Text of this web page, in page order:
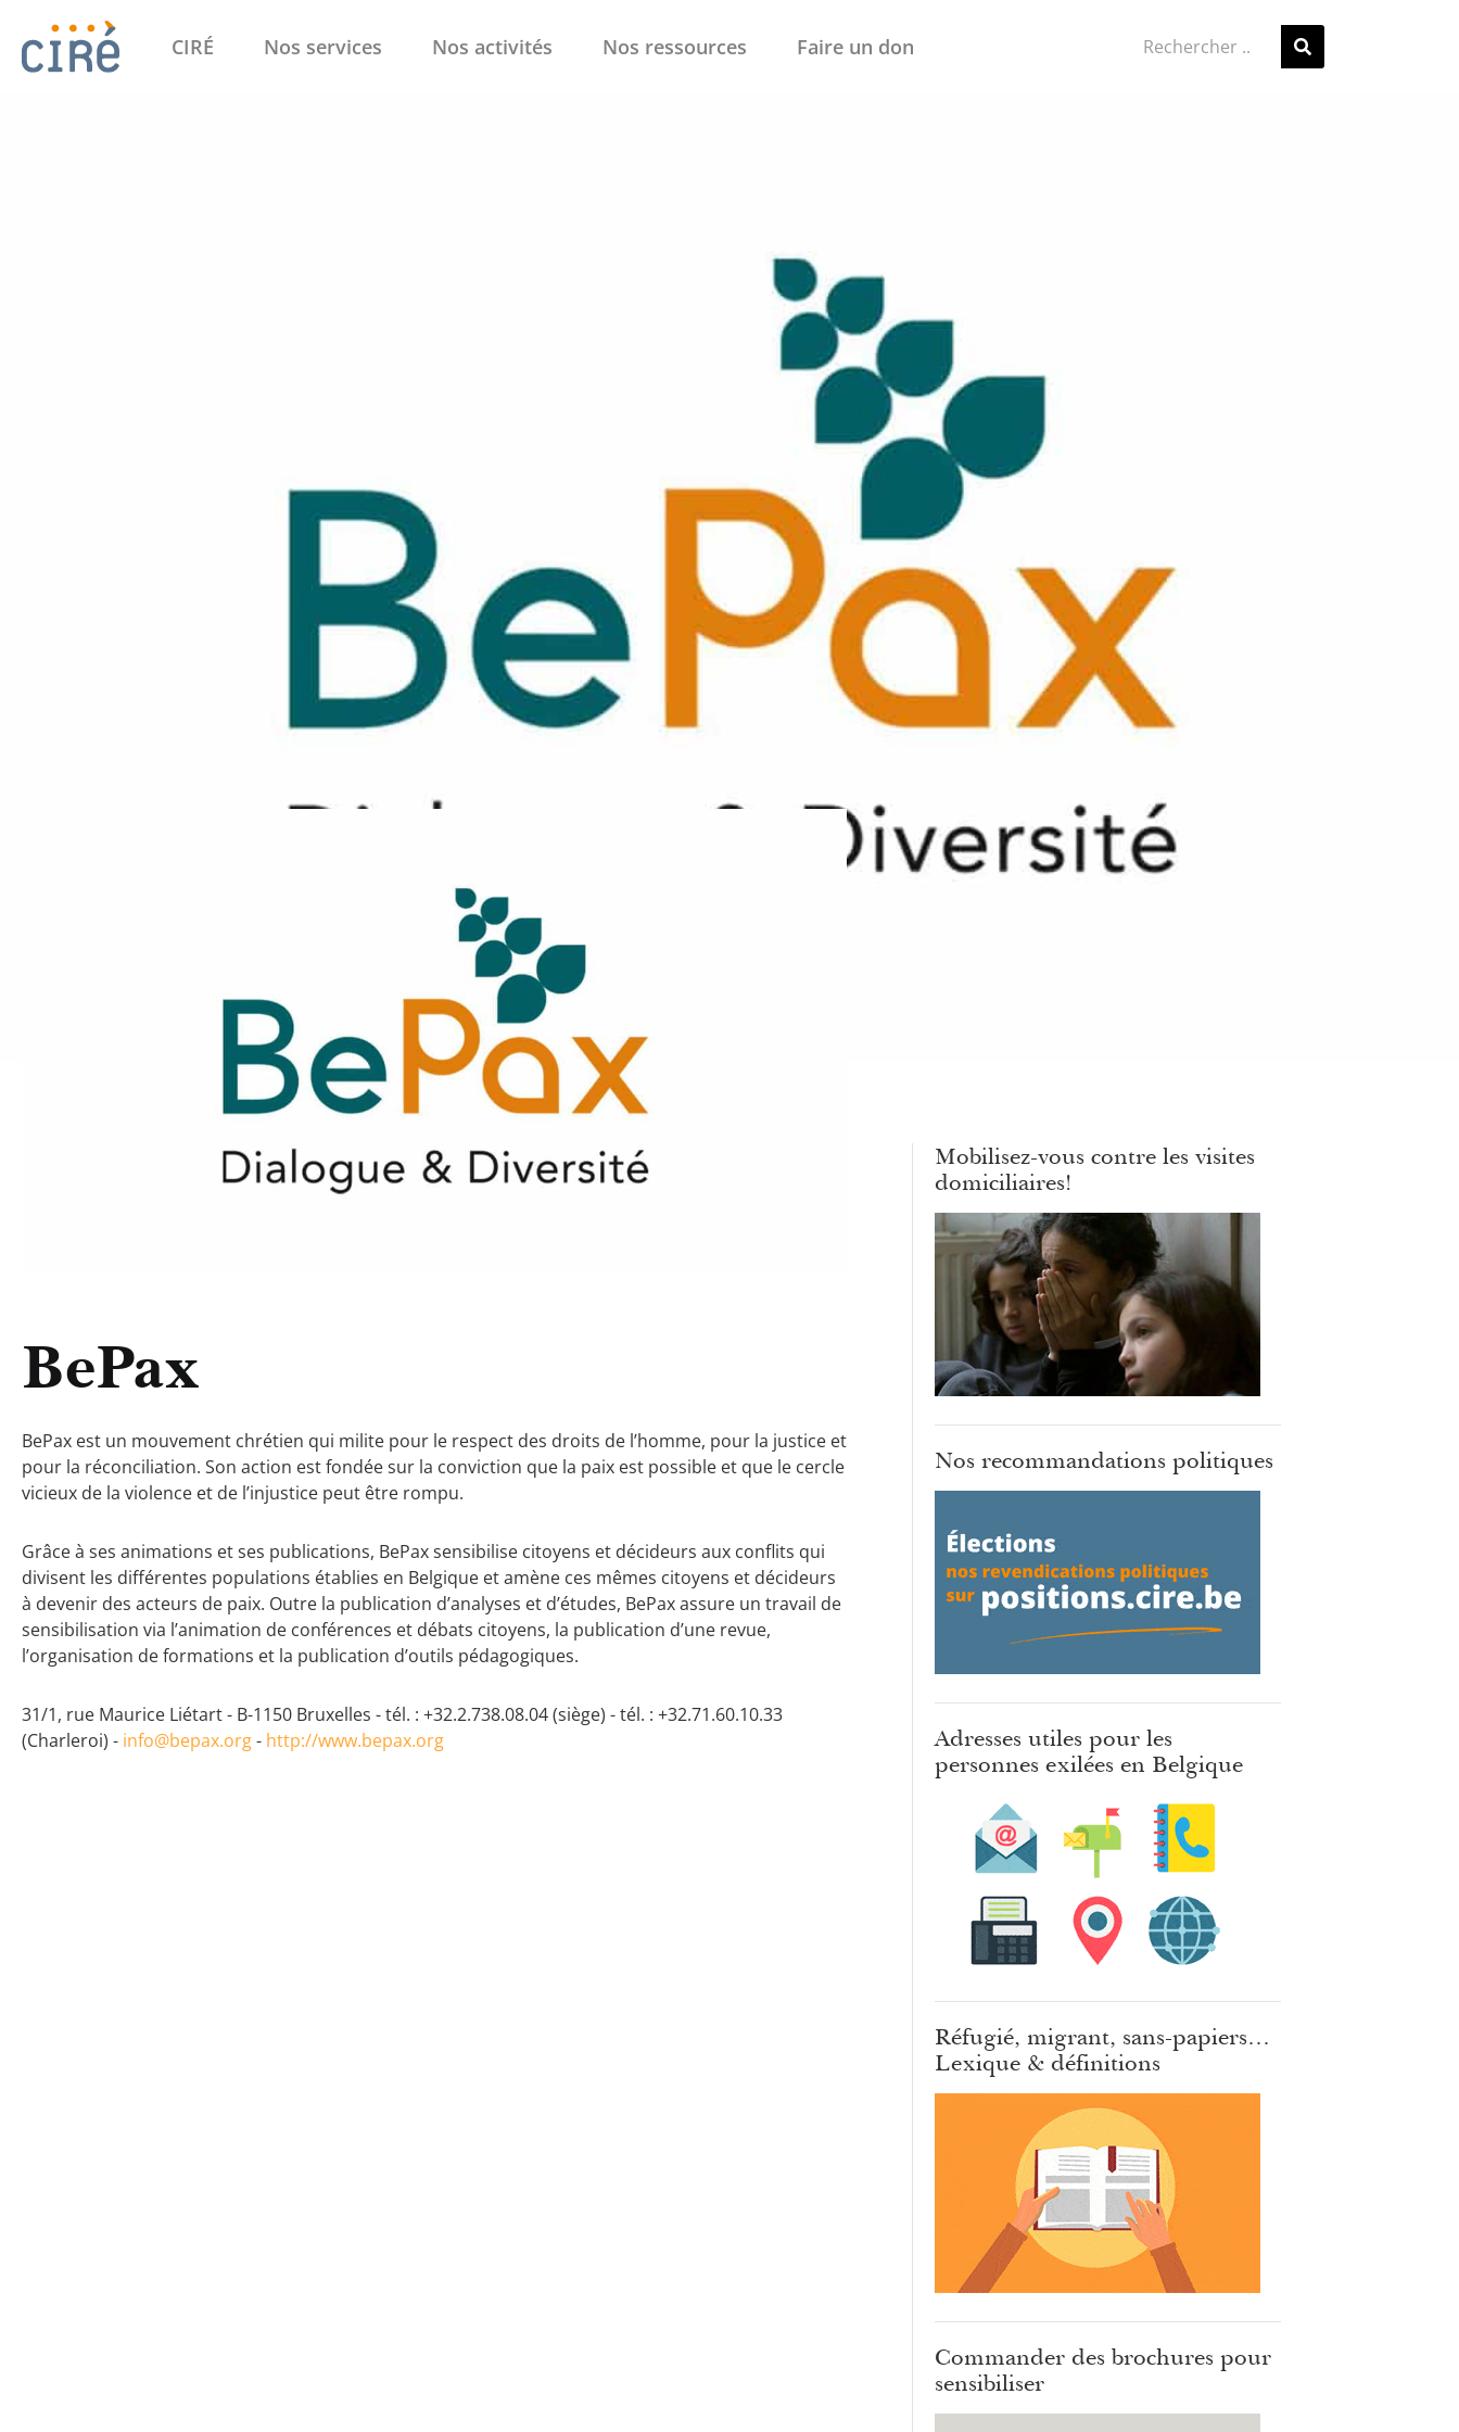
CIRÉ Nos services Nos activités Nos ressources Faire un don
BePax
BePax est un mouvement chrétien qui milite pour le respect des droits de l’homme, pour la justice et
pour la réconciliation. Son action est fondée sur la conviction que la paix est possible et que le cercle
vicieux de la violence et de l’injustice peut être rompu.
Grâce à ses animations et ses publications, BePax sensibilise citoyens et décideurs aux conflits qui
divisent les différentes populations établies en Belgique et amène ces mêmes citoyens et décideurs
à devenir des acteurs de paix. Outre la publication d’analyses et d’études, BePax assure un travail de
sensibilisation via l’animation de conférences et débats citoyens, la publication d’une revue,
l’organisation de formations et la publication d’outils pédagogiques.
31/1, rue Maurice Liétart - B-1150 Bruxelles - tél. : +32.2.738.08.04 (siège) - tél. : +32.71.60.10.33
(Charleroi) - info@bepax.org- http://www.bepax.org
Mobilisez-vous contre les visites
domiciliaires!
Nos recommandations politiques
Adresses utiles pour les
personnes exilées en Belgique
Réfugié, migrant, sans-papiers…
Lexique & définitions
Commander des brochures pour
sensibiliser